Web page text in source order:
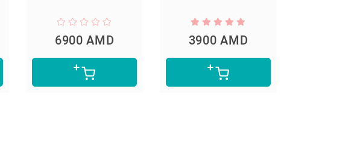
6900 AMD 3900 AMD